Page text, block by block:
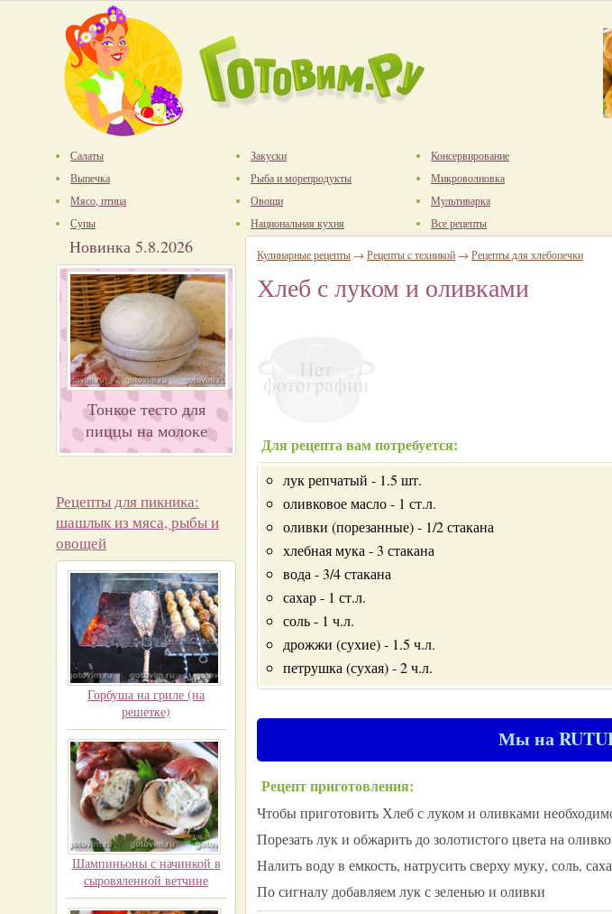
Салаты
Выпечка
Мясо, птица
Супы
Закуски
Рыба и морепродукты
Овощи
Национальная кухня
Консервирование
Микроволновка
Мультиварка
Все рецепты
Новинка 5.8.2026
Тонкое тесто для
пиццы на молоке
Рецепты для пикника:
шашлык из мяса, рыбы и
овощей
Горбуша на гриле (на
решетке)
Шампиньоны с начинкой в
сыровяленной ветчине
Кулинарные рецепты → Рецепты c техникой → Рецепты для хлебопечки
Хлеб с луком и оливками
Для рецепта вам потребуется:
лук репчатый - 1.5 шт.
оливковое масло - 1 ст.л.
оливки (порезанные) - 1/2 стакана
хлебная мука - 3 стакана
вода - 3/4 стакана
сахар - 1 ст.л.
соль - 1 ч.л.
дрожжи (сухие) - 1.5 ч.л.
петрушка (сухая) - 2 ч.л.
Мы на
Рецепт приготовления:
Чтобы приготовить Хлеб с луком и оливками
Порезать лук и обжарить до золотистого цвета на
Налить воду в емкость, натрусить сверху муку, соль,
По сигналу добавляем лук с зеленью и оливки